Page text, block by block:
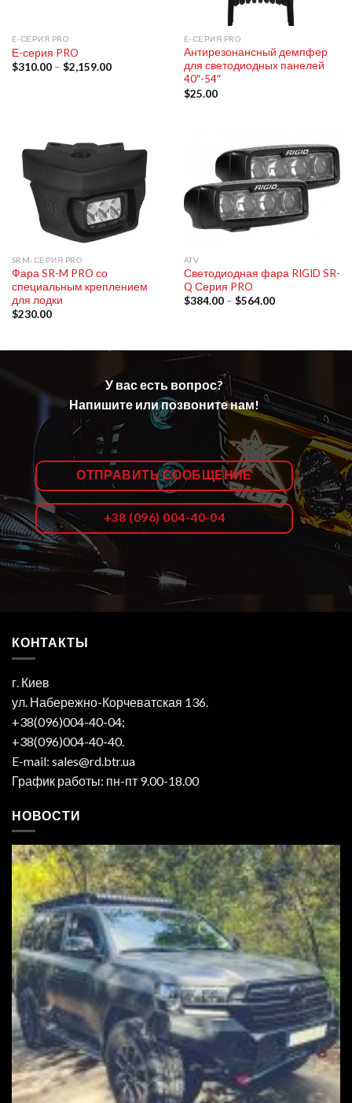
E-СЕРИЯ PRO
Е-серия PRO
$310.00– $2,159.00
E-СЕРИЯ PRO
Антирезонансный демпфер
для светодиодных панелей
40″-54″
$25.00
SRM-СЕРИЯ PRO
Фара SR-M PRO со
специальным креплением
для лодки
$230.00
ATV
Светодиодная фара RIGID SR-
Q Серия PRO
$384.00– $564.00
У вас есть вопрос?
Напишите или позвоните нам!
ОТПРАВИТЬ СООБЩЕНИЕ
+38 (096) 004-40-04
КОНТАКТЫ
г. Киев
ул. Набережно-Корчеватская 136.
+38(096)004-40-04;
+38(096)004-40-40.
E-mail: sales@rd.btr.ua
График работы: пн-пт 9.00-18.00
НОВОСТИ